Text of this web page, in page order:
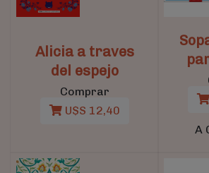
Alicia a traves
del espejo
Comprar
U$S 12,40
A